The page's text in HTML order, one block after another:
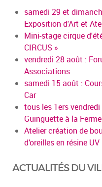
samedi 29 et
Exposition d'Art et
Mini-stage cirque
CIRCUS »
vendredi 28 août :
Associations
samedi 15 août :
Car
tous les 1ers
Guinguette à la Ferme
Atelier création de
d’oreilles en résine UV
ACTUALITÉS DU